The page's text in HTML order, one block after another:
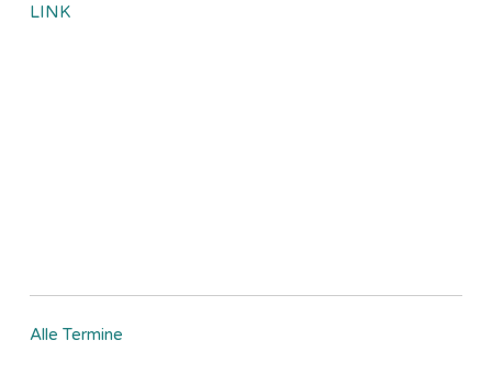
LINK
Alle Termine